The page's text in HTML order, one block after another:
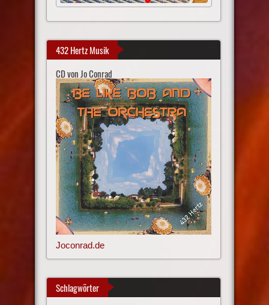
432 Hertz Musik
CD von Jo Conrad
Joconrad.de
Schlagwörter